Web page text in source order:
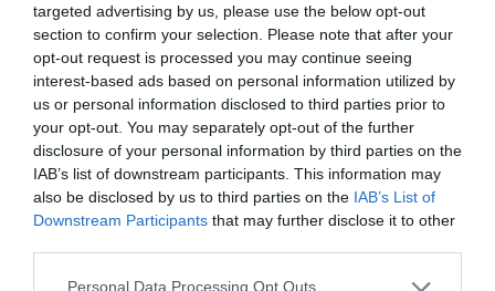
targeted advertising by us, please use the below opt-out
section to confirm your selection. Please note that after your
opt-out request is processed you may continue seeing
interest-based ads based on personal information utilized by
us or personal information disclosed to third parties prior to
your opt-out. You may separately opt-out of the further
disclosure of your personal information by third parties on the
IAB’s list of downstream participants. This information may
also be disclosed by us to third parties on the IAB’s List of
Downstream Participants that may further disclose it to other
Personal Data Processing Opt Outs
se asocia desde hace años con un mal pronóstico.
“La manera en la que el médico comunica la
enfermedad es fundamental y hay que establecer
primero una conexión con el paciente, una
comunicación bilateral donde le expliques que a
pesar de la connotación negativa del nombre
leucemia, lo importante en este caso son los
apellidos, ‘linfática crónica’, por lo que no tiene nada
que ver con lo conocido, y porque es una
enfermedad que no requiere de tratamiento de